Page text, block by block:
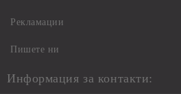
Рекламации
Пишете ни
Информация за контакти: